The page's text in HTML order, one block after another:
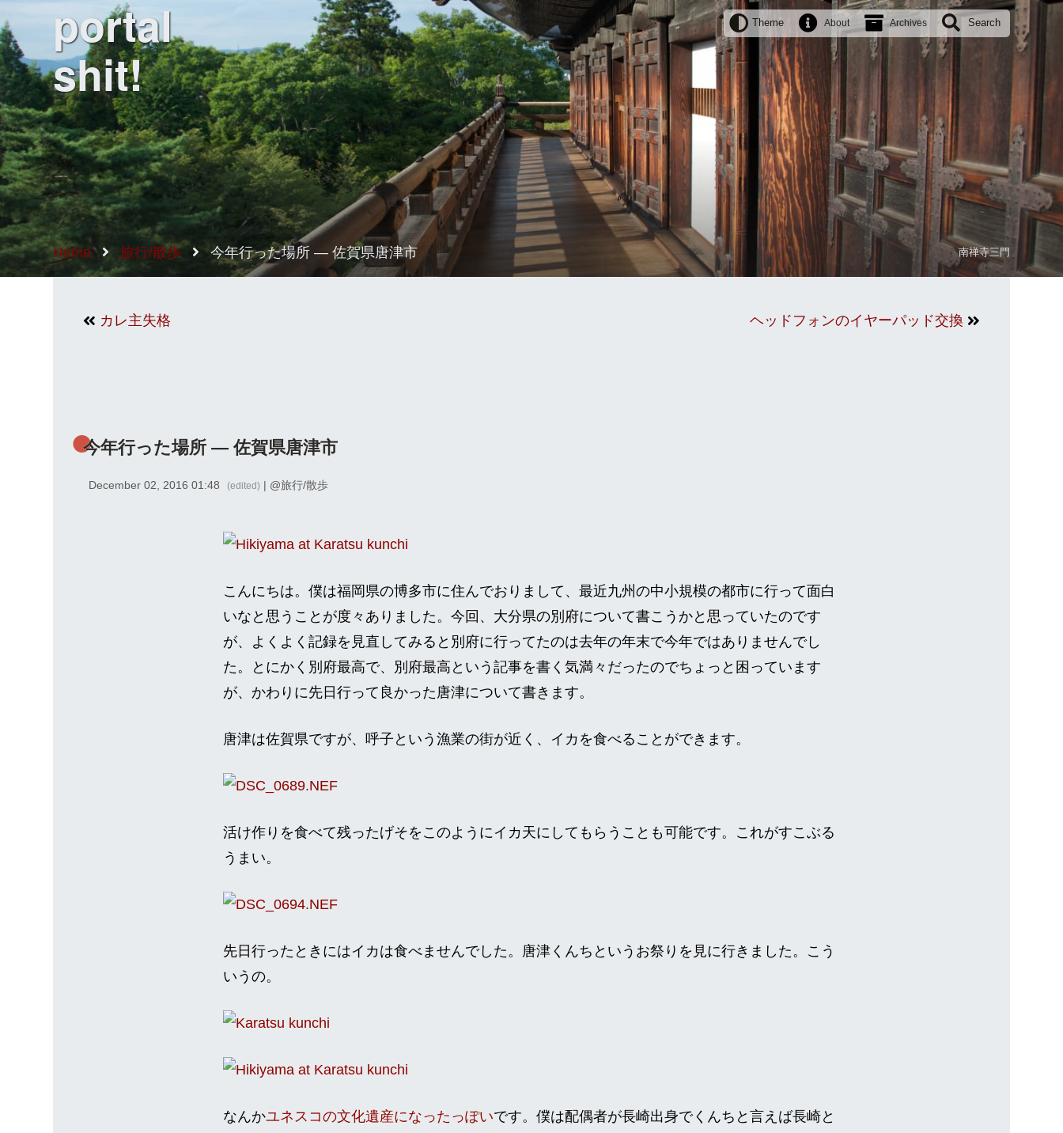
portal
shit!
Theme About Archives Search
Home 旅行/散歩 今年行った場所 — 佐賀県唐津市 南禅寺三門
カレ主失格 ヘッドフォンのイヤーパッド交換
今年行った場所 — 佐賀県唐津市
December 02, 2016 01:48 (edited) | @旅行/散歩
こんにちは。僕は福岡県の博多市に住んでおりまして、最近九州の中小規模の都市に行って面白
いなと思うことが度々ありました。今回、大分県の別府について書こうかと思っていたのです
が、よくよく記録を見直してみると別府に行ってたのは去年の年末で今年ではありませんでし
た。とにかく別府最高で、別府最高という記事を書く気満々だったのでちょっと困っています
が、かわりに先日行って良かった唐津について書きます。
唐津は佐賀県ですが、呼子という漁業の街が近く、イカを食べることができます。
活け作りを食べて残ったげそをこのようにイカ天にしてもらうことも可能です。これがすこぶる
うまい。
先日行ったときにはイカは食べませんでした。唐津くんちというお祭りを見に行きました。こう
いうの。
なんかユネスコの文化遺産になったっぽいです。僕は配偶者が長崎出身でくんちと言えば長崎と